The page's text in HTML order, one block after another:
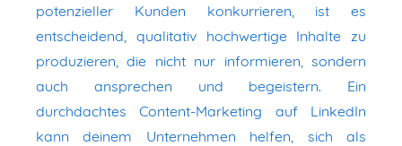
potenzieller Kunden konkurrieren, ist es
entscheidend, qualitativ hochwertige Inhalte zu
produzieren, die nicht nur informieren, sondern
auch ansprechen und begeistern. Ein
durchdachtes Content-Marketing auf LinkedIn
kann deinem Unternehmen helfen, sich als